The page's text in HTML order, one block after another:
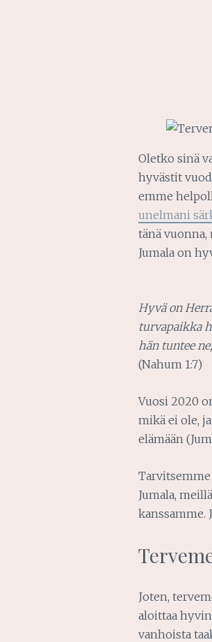
Oletko sinä
hyvästit
emme
unelmani
tänä
Jumala on
Hyvä on
turvapaikka
hän tuntee
(Nahum 1:7)
Vuosi 2020
mikä ei ole,
elämään
Tarvitsemme
Jumala,
kanssamme.
Joten,
aloittaa
vanhoista